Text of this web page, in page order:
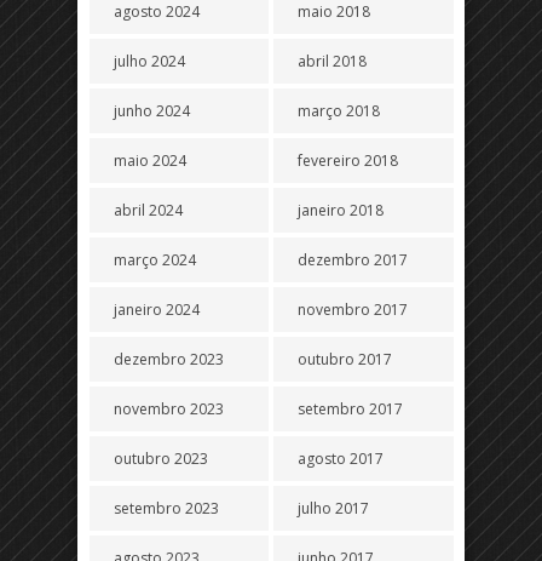
agosto 2024
julho 2024
junho 2024
maio 2024
abril 2024
março 2024
janeiro 2024
dezembro 2023
novembro 2023
outubro 2023
setembro 2023
maio 2018
abril 2018
março 2018
fevereiro 2018
janeiro 2018
dezembro 2017
novembro 2017
outubro 2017
setembro 2017
agosto 2017
julho 2017